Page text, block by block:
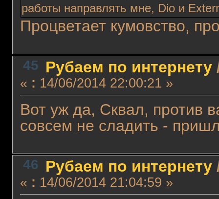
работы направлять мне, Dio и
Процветает кумовство,
45 Рубаем по интернету
« : 14/06/2014 22:00:21 »
Вот уж да, Сквал, против
совсем не сладить -
46 Рубаем по интернету
« : 14/06/2014 21:04:59 »